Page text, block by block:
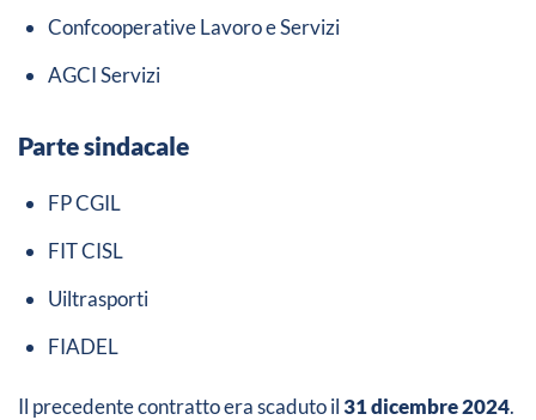
Confcooperative Lavoro e Servizi
AGCI Servizi
Parte sindacale
FP CGIL
FIT CISL
Uiltrasporti
FIADEL
Il precedente contratto era scaduto il31 dicembre 2024.